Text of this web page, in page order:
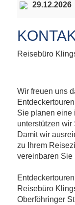
29.12.2026
Reisebüro
Wir freuen uns
Sie planen eine
unterstützen
Damit wir
zu Ihrem
vereinbaren Sie
Reisebüro
Oberföhringer